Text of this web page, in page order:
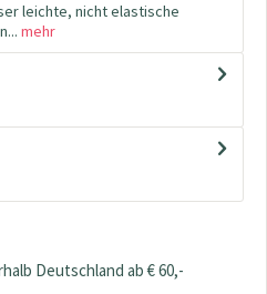
leichte, nicht elastische
mehr
Deutschland ab € 60,-